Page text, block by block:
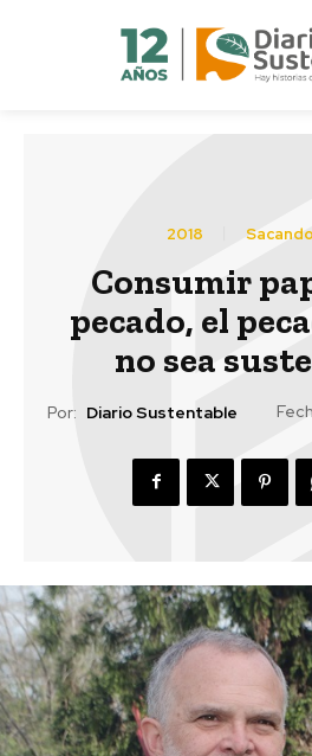
2018
Consumir
pecado, el
no sea
Por: Diario Sustentable